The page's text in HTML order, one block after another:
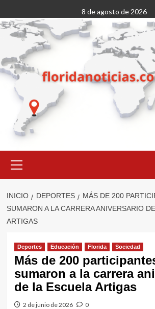
al
contenido
8 de agosto de 2026
primario
INICIO DEPORTES
MÁS DE 200
SUMARON A LA CARRERA ANIVERSARIO
ARTIGAS
Deportes Educación Florida Sociedad
Más de 200
sumaron a la carrera
de la Escuela Artigas
2 de junio de 2026 0